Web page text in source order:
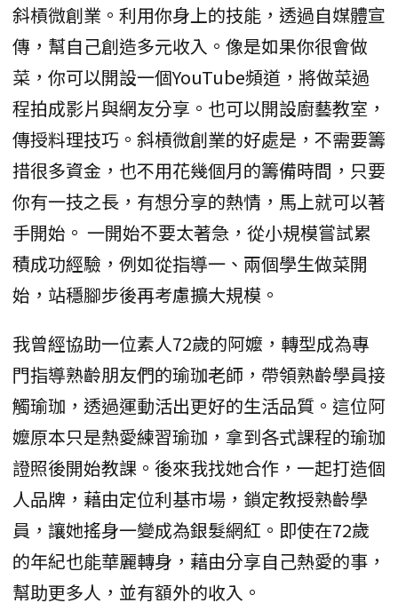
斜槓微創業。利用你身上的技能，透過自媒體宣
傳，幫自己創造多元收入。像是如果你很會做
菜，你可以開設一個YouTube頻道，將做菜過
程拍成影片與網友分享。也可以開設廚藝教室，
傳授料理技巧。斜槓微創業的好處是，不需要籌
措很多資金，也不用花幾個月的籌備時間，只要
你有一技之長，有想分享的熱情，馬上就可以著
手開始。 一開始不要太著急，從小規模嘗試累
積成功經驗，例如從指導一、兩個學生做菜開
始，站穩腳步後再考慮擴大規模。
我曾經協助一位素人72歲的阿嬤，轉型成為專
門指導熟齡朋友們的瑜珈老師，帶領熟齡學員接
觸瑜珈，透過運動活出更好的生活品質。這位阿
嬤原本只是熱愛練習瑜珈，拿到各式課程的瑜珈
證照後開始教課。後來我找她合作，一起打造個
人品牌，藉由定位利基市場，鎖定教授熟齡學
員，讓她搖身一變成為銀髮網紅。即使在72歲
的年紀也能華麗轉身，藉由分享自己熱愛的事，
幫助更多人，並有額外的收入。